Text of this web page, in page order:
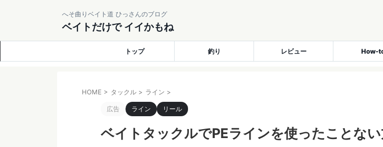
へそ曲りベイト道 ひっさんのブログ
ベイトだけで イイかもね
トップ 釣り レビュー How-
HOME > タックル > ライン >
広告 ライン リール
ベイトタックルでPEラインを使ったことな